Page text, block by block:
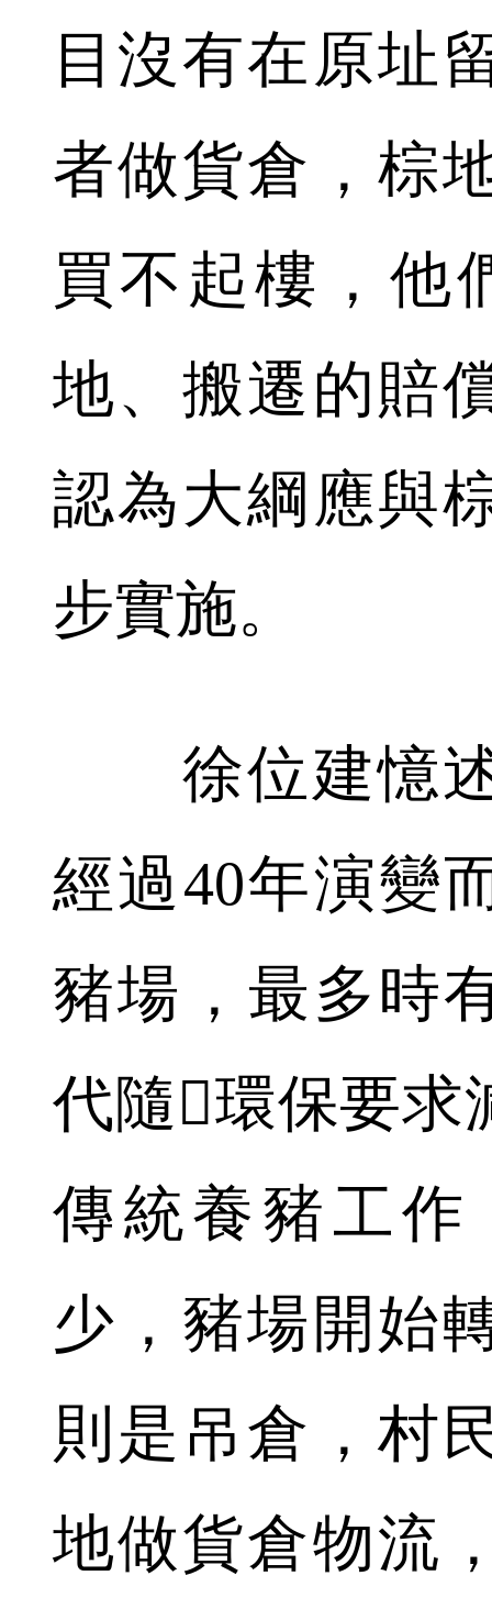
目沒有在原址
者做貨倉，棕
買不起樓，他
地、搬遷的賠
認為大綱應與
步實施。
徐位建憶述
經過40年演變
豬場，最多時
代隨環保要求
傳統養豬工作
少，豬場開始
則是吊倉，村
地做貨倉物流